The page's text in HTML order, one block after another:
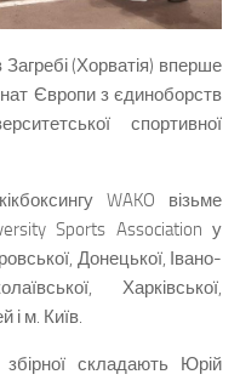
(Хорватія) вперше
Європи з єдиноборств
спортивної
WAKO візьме
Sports Association у
Донецької, Івано-
Харківської,
і м. Київ.
складають Юрій